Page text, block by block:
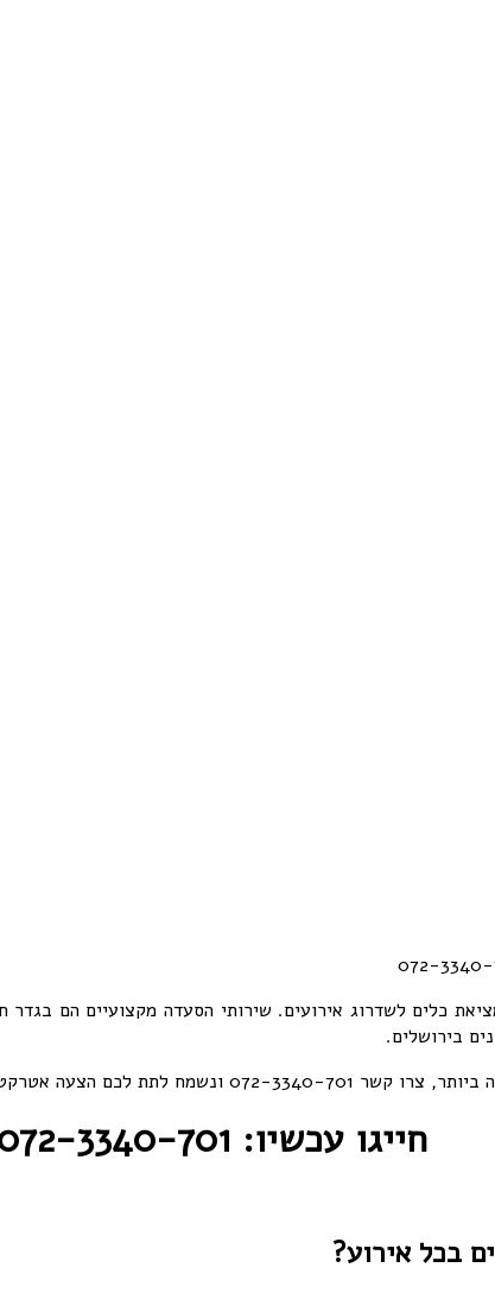
כלים לשדרוג אירועים. שירותי הסעדה מקצועיים הם
בירושלים.
לתת לכם הצעה אטרקטיבית!
חייגו עכשיו: 072-3340-701
בכל אירוע?